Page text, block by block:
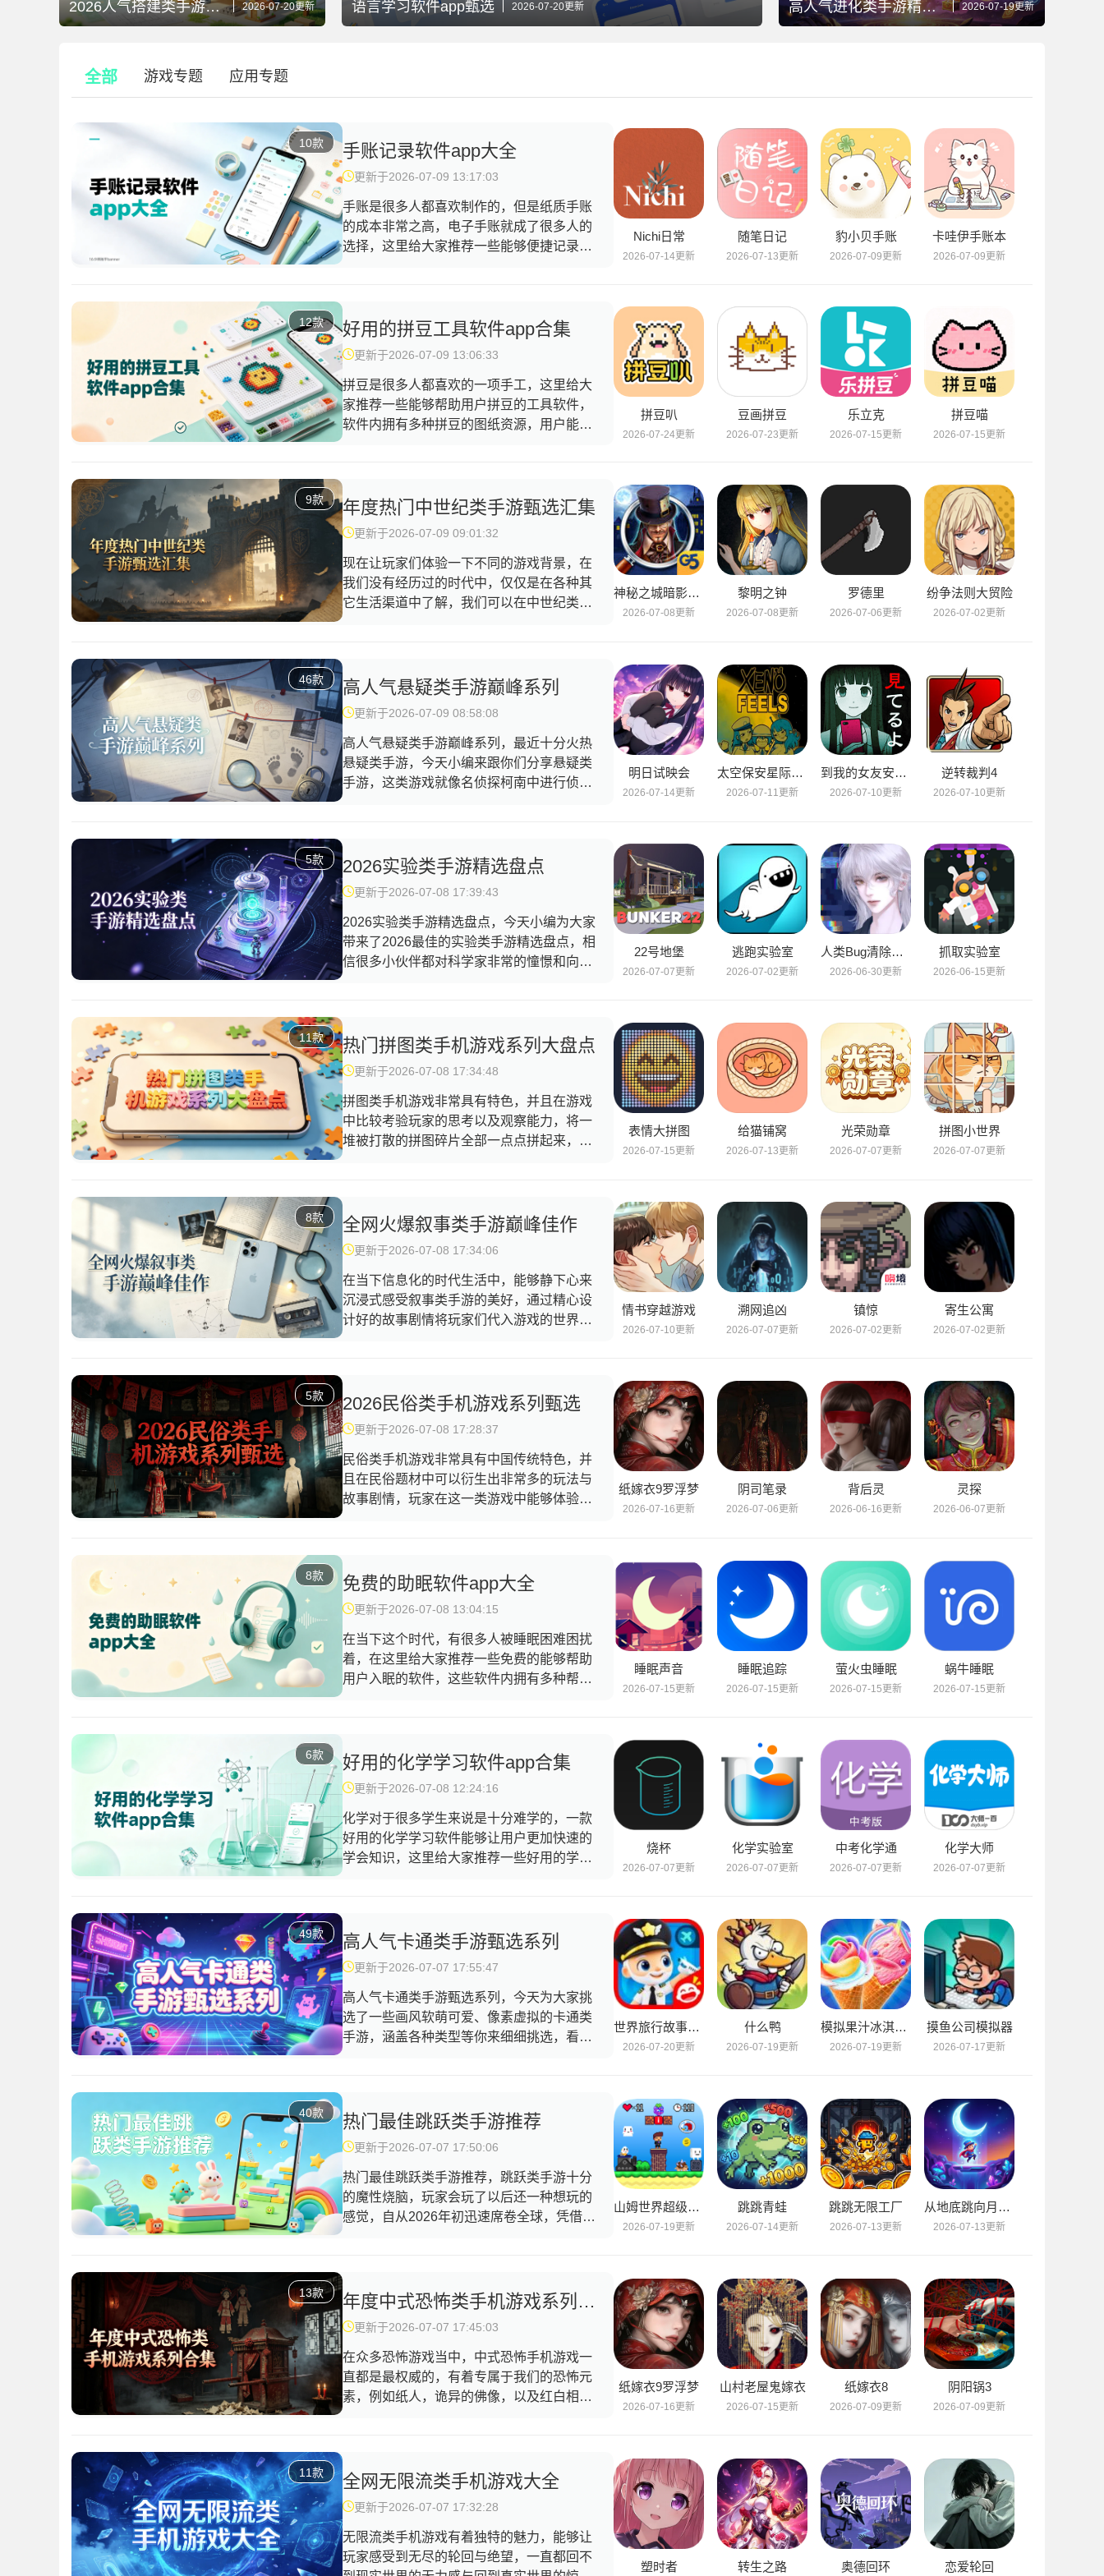
语言学习软件app甄选 2026-07-20更新
2026人气搭建类手游巨作精选 2026-07-20更新 高人气进化类手游精选推荐 2026-07-19更新
全部 游戏专题 应用专题
10款 手账记录软件app大全
更新于2026-07-09 13:17:03
手账是很多人都喜欢制作的，但是纸质手账
的成本非常之高，电子手账就成了很多人的
选择，这里给大家推荐一些能够便捷记录的
型，让用户能够发挥自己的创造力制作出各
模版，用户可以直接套用，十分方便快捷，
快来一起使用这些软件吧。
Nichi日常
2026-07-14更新
随笔日记
2026-07-13更新
豹小贝手账
2026-07-09更新
卡哇伊手账本
2026-07-09更新
12款 好用的拼豆工具软件app合集
更新于2026-07-09 13:06:33
拼豆是很多人都喜欢的一项手工，这里给大
家推荐一些能够帮助用户拼豆的工具软件，
软件内拥有多种拼豆的图纸资源，用户能够
能，让用户能够发挥自己的创作力，创作后
捷，快来一起使用这些软件吧。
拼豆叭
2026-07-24更新
豆画拼豆
2026-07-23更新
乐立克
2026-07-15更新
拼豆喵
2026-07-15更新
9款 年度热门中世纪类手游甄选汇集
更新于2026-07-09 09:01:32
现在让玩家们体验一下不同的游戏背景，在
我们没有经历过的时代中，仅仅是在各种其
它生活渠道中了解，我们可以在中世纪类手
效，让人回到那个中世纪的时代中进行战斗
打敌对阵营。
神秘之城暗影迷踪
2026-07-08更新
黎明之钟
2026-07-08更新
罗德里
2026-07-06更新
纷争法则大贸险
2026-07-02更新
46款 高人气悬疑类手游巅峰系列
更新于2026-07-09 08:58:08
高人气悬疑类手游巅峰系列，最近十分火热
悬疑类手游，今天小编来跟你们分享悬疑类
手游，这类游戏就像名侦探柯南中进行侦探
理和推理来解开这个真相，同时考验玩家的
趣的小伙伴们快跟随小编的步伐吧！
明日试映会
2026-07-14更新
太空保安星际检查员
2026-07-11更新
到我的女友安息为止
2026-07-10更新
逆转裁判4
2026-07-10更新
5款 2026实验类手游精选盘点
更新于2026-07-08 17:39:43
2026实验类手游精选盘点，今天小编为大家
带来了2026最佳的实验类手游精选盘点，相
信很多小伙伴都对科学家非常的憧憬和向
异形怪物的诞生相当好奇吧，还有那种实验
验治愈。
22号地堡
2026-07-07更新
逃跑实验室
2026-07-02更新
人类Bug清除计划
2026-06-30更新
抓取实验室
2026-06-15更新
11款 热门拼图类手机游戏系列大盘点
更新于2026-07-08 17:34:48
拼图类手机游戏非常具有特色，并且在游戏
中比较考验玩家的思考以及观察能力，将一
堆被打散的拼图碎片全部一点点拼起来，还
作的，都可以体验到不同的乐趣，对于拼图
表情大拼图
2026-07-15更新
给猫铺窝
2026-07-13更新
光荣勋章
2026-07-07更新
拼图小世界
2026-07-07更新
8款 全网火爆叙事类手游巅峰佳作
更新于2026-07-08 17:34:06
在当下信息化的时代生活中，能够静下心来
沉浸式感受叙事类手游的美好，通过精心设
计好的故事剧情将玩家们代入游戏的世界
材，比如说悬疑或者是恋爱以及人文等方
且自身的思路也清晰许多。
情书穿越游戏
2026-07-10更新
溯网追凶
2026-07-07更新
镇惊
2026-07-02更新
寄生公寓
2026-07-02更新
5款 2026民俗类手机游戏系列甄选
更新于2026-07-08 17:28:37
民俗类手机游戏非常具有中国传统特色，并
且在民俗题材中可以衍生出非常多的玩法与
故事剧情，玩家在这一类游戏中能够体验到
民俗的风格可以让玩家感受到以前年代的不
纸嫁衣9罗浮梦
2026-07-16更新
阴司笔录
2026-07-06更新
背后灵
2026-06-16更新
灵探
2026-06-07更新
8款 免费的助眠软件app大全
更新于2026-07-08 13:04:15
在当下这个时代，有很多人被睡眠困难困扰
着，在这里给大家推荐一些免费的能够帮助
用户入眠的软件，这些软件内拥有多种帮助
己的白噪音，还支持音乐等等多种助眠方
法，快来一起使用适合你的软件吧。
睡眠声音
2026-07-15更新
睡眠追踪
2026-07-15更新
萤火虫睡眠
2026-07-15更新
蜗牛睡眠
2026-07-15更新
6款 好用的化学学习软件app合集
更新于2026-07-08 12:24:16
化学对于很多学生来说是十分难学的，一款
好用的化学学习软件能够让用户更加快速的
学会知识，这里给大家推荐一些好用的学习
学习方式，快来一起学习吧。
烧杯
2026-07-07更新
化学实验室
2026-07-07更新
中考化学通
2026-07-07更新
化学大师
2026-07-07更新
49款 高人气卡通类手游甄选系列
更新于2026-07-07 17:55:47
高人气卡通类手游甄选系列，今天为大家挑
选了一些画风软萌可爱、像素虚拟的卡通类
手游，涵盖各种类型等你来细细挑选，看看
年中深受喜爱的像素卡通类游戏，如今还深
光游玩一番！
世界旅行故事冒险
2026-07-20更新
什么鸭
2026-07-19更新
模拟果汁冰淇淋制作
2026-07-19更新
摸鱼公司模拟器
2026-07-17更新
40款 热门最佳跳跃类手游推荐
更新于2026-07-07 17:50:06
热门最佳跳跃类手游推荐，跳跃类手游十分
的魔性烧脑，玩家会玩了以后还一种想玩的
感觉，自从2026年初迅速席卷全球，凭借简
跃，同时考验玩家们的空间感受和反应力有
跳跃类手游，快来看看哪款更适合你！
山姆世界超级冒险
2026-07-19更新
跳跳青蛙
2026-07-14更新
跳跳无限工厂
2026-07-13更新
从地底跳向月球游戏
2026-07-13更新
13款 年度中式恐怖类手机游戏系列合集
更新于2026-07-07 17:45:03
在众多恐怖游戏当中，中式恐怖手机游戏一
直都是最权威的，有着专属于我们的恐怖元
素，例如纸人，诡异的佛像，以及红白相撞
等等都可以让玩家的代入感十足，仿佛已经
纸嫁衣9罗浮梦
2026-07-16更新
山村老屋鬼嫁衣
2026-07-15更新
纸嫁衣8
2026-07-09更新
阴阳锅3
2026-07-09更新
11款 全网无限流类手机游戏大全
更新于2026-07-07 17:32:28
无限流类手机游戏有着独特的魅力，能够让
玩家感受到无尽的轮回与绝望，一直都回不
塑时者 转生之路 奥德回环 恋爱轮回